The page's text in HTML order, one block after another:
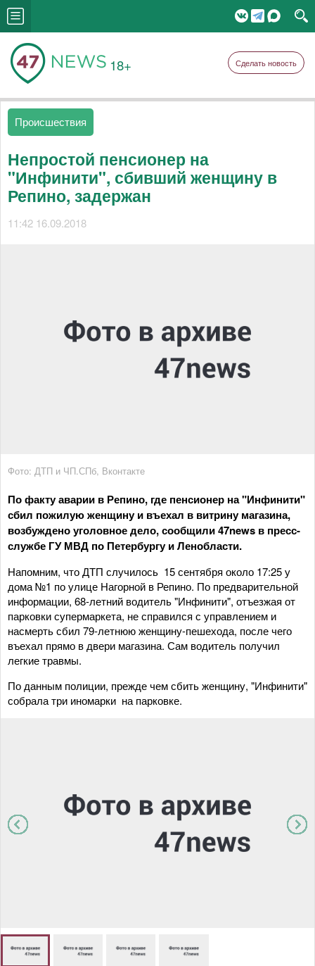
18+ Сделать новость
Происшествия
Непростой пенсионер на
"Инфинити", сбивший женщину в
Репино, задержан
11:42 16.09.2018
Фото: ДТП и ЧП.СПб, Вконтакте
По факту аварии в Репино, где пенсионер на "Инфинити"
сбил пожилую женщину и въехал в витрину магазина,
возбуждено уголовное дело, сообщили 47news в пресс-
службе ГУ МВД по Петербургу и Ленобласти.
Напомним, что ДТП случилось 15 сентября около 17:25 у
дома №1 по улице Нагорной в Репино. По предварительной
информации, 68-летний водитель "Инфинити", отъезжая от
парковки супермаркета, не справился с управлением и
насмерть сбил 79-летнюю женщину-пешехода, после чего
въехал прямо в двери магазина. Сам водитель получил
легкие травмы.
По данным полиции, прежде чем сбить женщину, "Инфинити"
собрала три иномарки на парковке.